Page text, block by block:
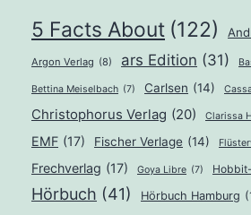
5 Facts About (122)
Argon Verlag (8) ars Edition (31)
Bettina Meiselbach (7) Carlsen (14)
Christophorus Verlag (20) Clarissa
EMF (17) Fischer Verlage (14)
Frechverlag (17) Goya Libre (7)
Hörbuch (41) Hörbuch Hamburg